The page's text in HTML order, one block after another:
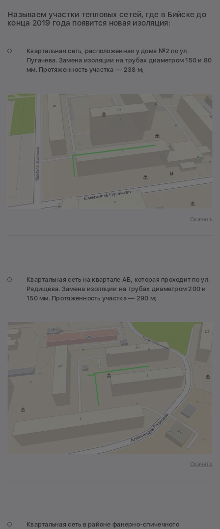
Называем участки тепловых сетей, где в Бийске до
конца 2019 года появится новая изоляция:
Квартальная сеть, расположенная у дома №2 по ул.
Пугачева. Замена изоляции на трубах диаметром 150 и 80
мм. Протяженность участка — 238 м;
Скачать
Квартальная сеть на квартале АБ, которая проходит по ул.
Радищева. Замена изоляции на трубах диаметром 200 и
150 мм. Протяженность участка — 290 м;
Скачать
Квартальная сеть в районе фанерно-спичечного